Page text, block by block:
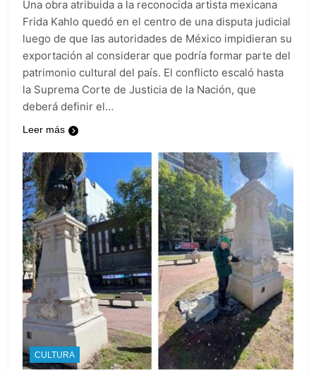
Una obra atribuida a la reconocida artista mexicana
Frida Kahlo quedó en el centro de una disputa judicial
luego de que las autoridades de México impidieran su
exportación al considerar que podría formar parte del
patrimonio cultural del país. El conflicto escaló hasta
la Suprema Corte de Justicia de la Nación, que
deberá definir el…
Leer más
CULTURA